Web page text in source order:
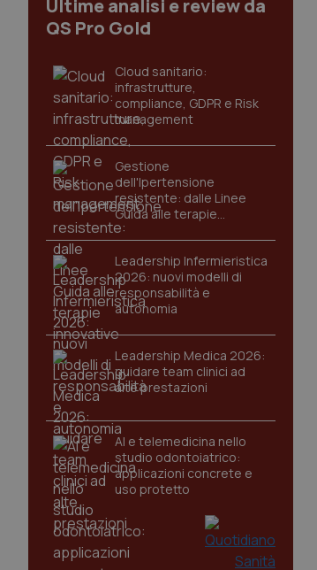
Ultime analisi e review da
QS Pro Gold
Cloud sanitario:
infrastrutture,
compliance, GDPR e Risk
management
Gestione
dell'Ipertensione
resistente: dalle Linee
Guida alle terapie
innovative
Leadership Infermieristica
2026: nuovi modelli di
responsabilità e
autonomia
Leadership Medica 2026:
guidare team clinici ad
alte prestazioni
AI e telemedicina nello
studio odontoiatrico:
applicazioni concrete e
uso protetto